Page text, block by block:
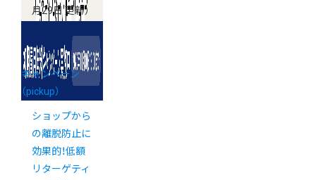
月29日 更新）
キャンペーン
（pickup）
ショップから
の離脱防止に
効果的！低額
リターゲティ